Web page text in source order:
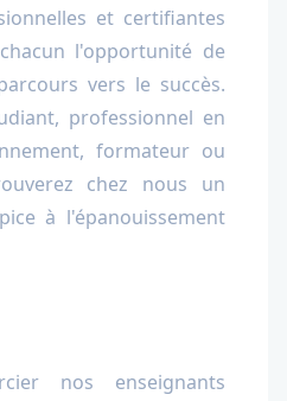
et certifiantes
l'opportunité de
vers le succès.
professionnel en
formateur ou
chez nous un
à l'épanouissement
nos enseignants